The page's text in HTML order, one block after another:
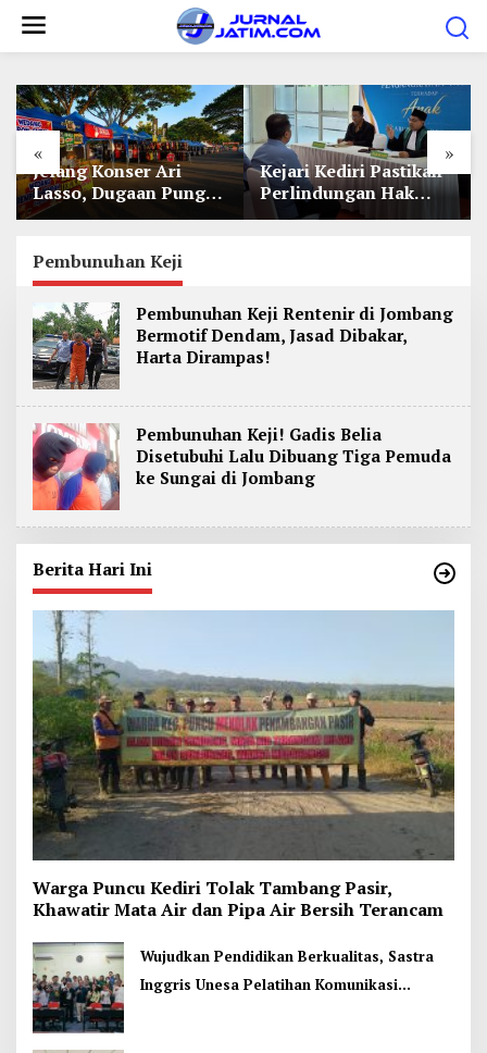
« »
Jelang Konser Ari
Lasso, Dugaan Pungli
Lapak UMKM di Hari
Kejari Kediri Pastikan
Perlindungan Hak
Anak Lewat Penetapan
Pembunuhan Keji
Pembunuhan Keji Rentenir di Jombang
Bermotif Dendam, Jasad Dibakar,
Harta Dirampas!
Pembunuhan Keji! Gadis Belia
Disetubuhi Lalu Dibuang Tiga Pemuda
ke Sungai di Jombang
Berita Hari Ini
Warga Puncu Kediri Tolak Tambang Pasir,
Khawatir Mata Air dan Pipa Air Bersih Terancam
Wujudkan Pendidikan Berkualitas, Sastra
Inggris Unesa Pelatihan Komunikasi